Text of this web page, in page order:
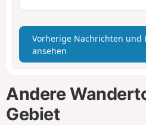
Vorherige Nachrichten und
ansehen
Andere
Gebiet